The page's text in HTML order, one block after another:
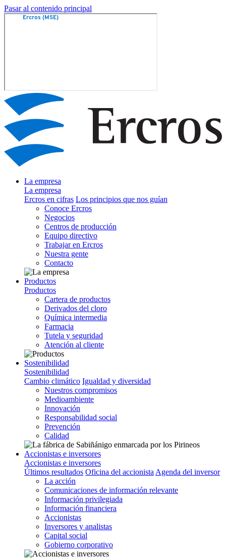
Pasar al contenido principal
La empresa
La empresa
Ercros en cifras Los principios que nos guían
Conoce Ercros
Negocios
Centros de producción
Equipo directivo
Trabajar en Ercros
Nuestra gente
Contacto
Productos
Productos
Cartera de productos
Derivados del cloro
Química intermedia
Farmacia
Tutela y seguridad
Atención al cliente
Sostenibilidad
Sostenibilidad
Cambio climático Igualdad y diversidad
Nuestros compromisos
Medioambiente
Innovación
Responsabilidad social
Prevención
Calidad
Accionistas e inversores
Accionistas e inversores
Últimos resultados Oficina del accionista Agenda del inversor
La acción
Comunicaciones de información relevante
Información privilegiada
Información financiera
Accionistas
Inversores y analistas
Capital social
Gobierno corporativo